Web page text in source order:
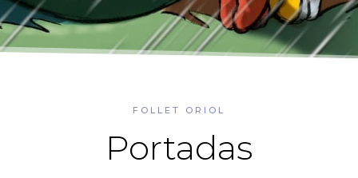
FOLLET ORIOL
Portadas